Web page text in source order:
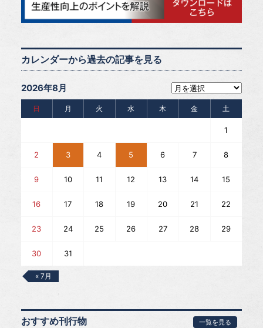
カレンダーから過去の記事を見る
2026年8月
日 月 火 水 木 金 土
1
2 3 4 5 6 7 8
9 10 11 12 13 14 15
16 17 18 19 20 21 22
23 24 25 26 27 28 29
30 31
« 7月
おすすめ刊行物 一覧を見る